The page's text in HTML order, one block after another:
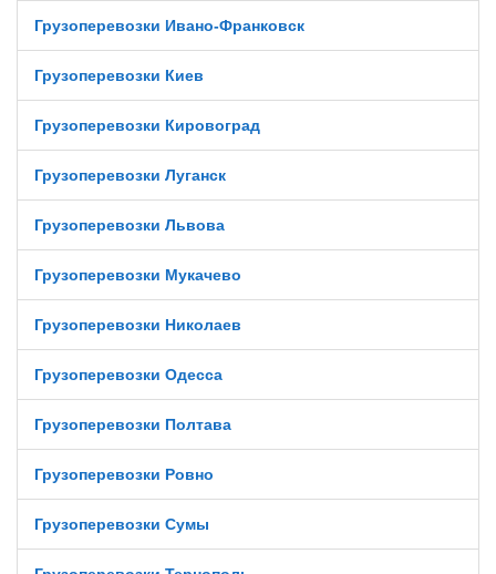
Грузоперевозки Ивано-Франковск
Грузоперевозки Киев
Грузоперевозки Кировоград
Грузоперевозки Луганск
Грузоперевозки Львова
Грузоперевозки Мукачево
Грузоперевозки Николаев
Грузоперевозки Одесса
Грузоперевозки Полтава
Грузоперевозки Ровно
Грузоперевозки Сумы